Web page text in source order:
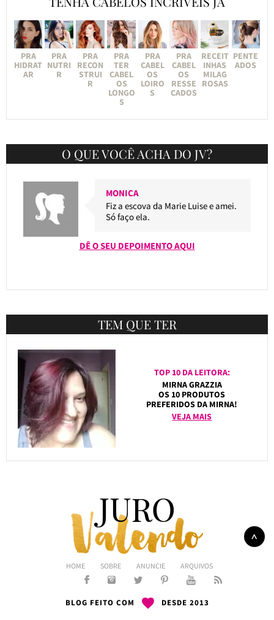
PRA
HIDRAT
AR
PRA
NUTRI
R
PRA
RECON
STRUI
R
PRA
TER
CABEL
OS
LONGO
S
PRA
CABEL
OS
LOIRO
S
PRA
CABEL
OS
RESSE
CADOS
RECEIT
INHAS
MILAG
ROSAS
PENTE
ADOS
O QUE VOCÊ ACHA DO JV?
MONICA
Fiz a escova da Marie Luise e amei.
Só faço ela.
DÊ O SEU DEPOIMENTO AQUI
TEM QUE TER
TOP 10 DA LEITORA:
MIRNA GRAZZIA
OS 10 PRODUTOS
PREFERIDOS DA MIRNA!
VEJA MAIS
HOME SOBRE ANUNCIE ARQUIVOS
BLOG FEITO COM DESDE 2013